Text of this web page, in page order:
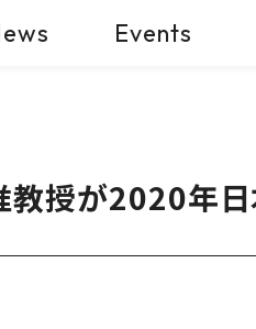
Events
授が2020年日